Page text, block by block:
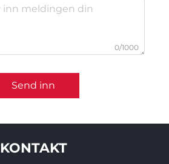
0/1000
Send inn
KONTAKT